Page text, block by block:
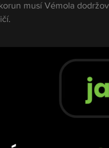
musí Vémola
výjimku, pokud jde o
například do